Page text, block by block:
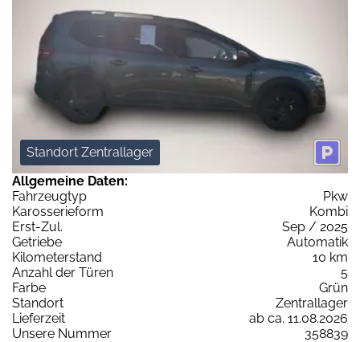
Standort Zentrallager
Allgemeine Daten:
Fahrzeugtyp
Pkw
Karosserieform
Kombi
Erst-Zul.
Sep / 2025
Getriebe
Automatik
Kilometerstand
10 km
Anzahl der Türen
5
Farbe
Grün
Standort
Zentrallager
Lieferzeit
ab ca. 11.08.2026
Unsere Nummer
358839